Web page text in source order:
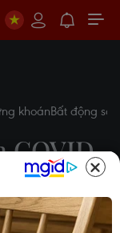
khoánBất động sản
COVID-
tăng